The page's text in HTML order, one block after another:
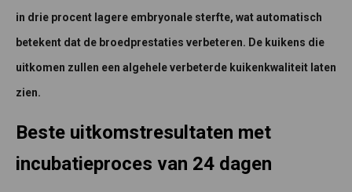
in drie procent lagere embryonale sterfte, wat automatisch
betekent dat de broedprestaties verbeteren. De kuikens die
uitkomen zullen een algehele verbeterde kuikenkwaliteit laten
zien.
Beste uitkomstresultaten met
incubatieproces van 24 dagen